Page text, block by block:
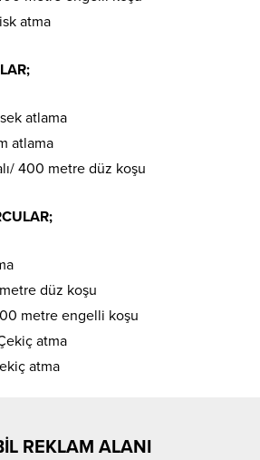
atma
atlama
atlama
400 metre düz koşu
düz koşu
metre engelli koşu
atma
atma
REKLAM ALANI